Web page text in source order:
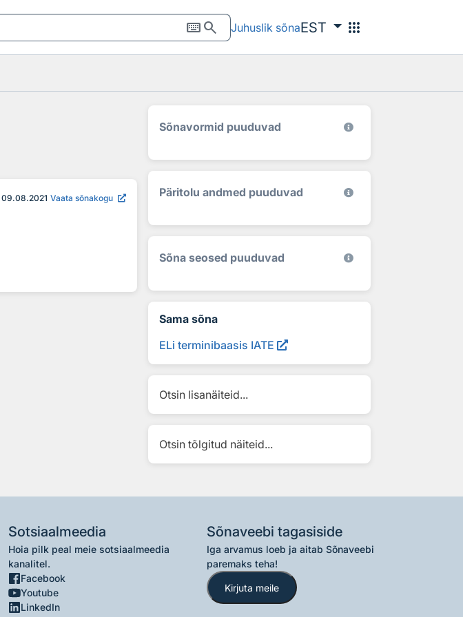
keyboardsearch Juhuslik sõnaEST apps
09.08.2021 Vaata sõnakogu
Sõnavormid puuduvad
Päritolu andmed puuduvad
Sõna seosed puuduvad
Sama sõna
ELi terminibaasis IATE
Otsin lisanäiteid...
Otsin tõlgitud näiteid...
Sotsiaalmeedia
Hoia pilk peal meie sotsiaalmeedia
kanalitel.
Facebook
Youtube
LinkedIn
Sõnaveebi tagasiside
Iga arvamus loeb ja aitab Sõnaveebi
paremaks teha!
Kirjuta meile